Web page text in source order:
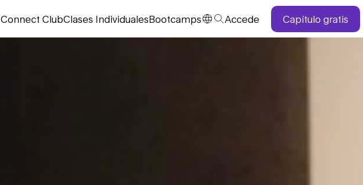
Connect ClubClases IndividualesBootcamps Accede Capítulo gratis